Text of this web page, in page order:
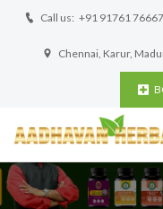
Call us: +91 91761 76667
Chennai, Karur,